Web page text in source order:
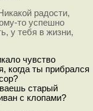
радости,
то успешно
у тебя в жизни,
чувство
когда ты прибрался
старый
с клопами?